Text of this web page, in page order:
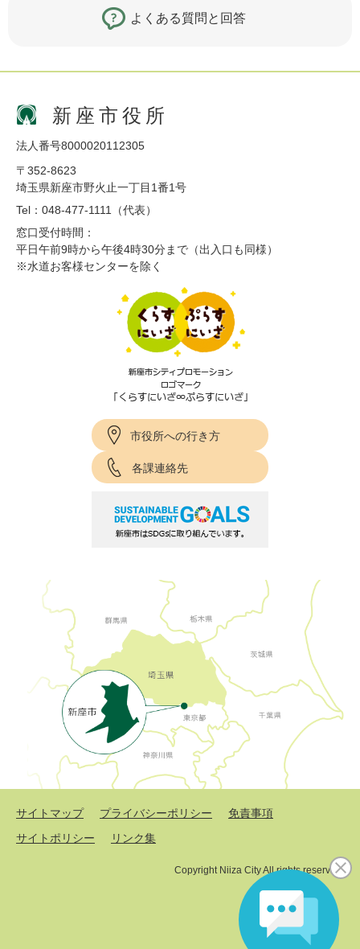
よくある質問と回答
新座市役所
法人番号8000020112305
〒352-8623
埼玉県新座市野火止一丁目1番1号
Tel：048-477-1111（代表）
窓口受付時間：
平日午前9時から午後4時30分まで（出入口も同様）
※水道お客様センターを除く
市役所への行き方
各課連絡先
サイトマップ プライバシーポリシー
免責事項
サイトポリシー
リンク集
Copyright Niiza City All rights reserved.